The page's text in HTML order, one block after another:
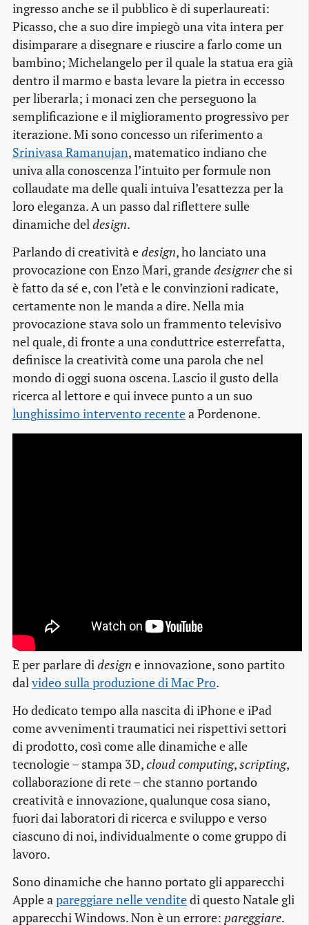
ingresso anche se il pubblico è di superlaureati:
Picasso, che a suo dire impiegò una vita intera per
disimparare a disegnare e riuscire a farlo come un
bambino; Michelangelo per il quale la statua era già
dentro il marmo e basta levare la pietra in eccesso
per liberarla; i monaci zen che perseguono la
semplificazione e il miglioramento progressivo per
iterazione. Mi sono concesso un riferimento a
Srinivasa Ramanujan, matematico indiano che
univa alla conoscenza l’intuito per formule non
collaudate ma delle quali intuiva l’esattezza per la
loro eleganza. A un passo dal riflettere sulle
dinamiche deldesign.
Parlando di creatività edesign, ho lanciato una
provocazione con Enzo Mari, grandedesignerche si
è fatto da sé e, con l’età e le convinzioni radicate,
certamente non le manda a dire. Nella mia
provocazione stava solo un frammento televisivo
nel quale, di fronte a una conduttrice esterrefatta,
definisce la creatività come una parola che nel
mondo di oggi suona oscena. Lascio il gusto della
ricerca al lettore e qui invece punto a un suo
lunghissimo intervento recentea Pordenone.
E per parlare di design e innovazione, sono partito
dal video sulla produzione di Mac Pro.
Ho dedicato tempo alla nascita di iPhone e iPad
come avvenimenti traumatici nei rispettivi settori
di prodotto, così come alle dinamiche e alle
tecnologie – stampa 3D,cloud computing,scripting,
collaborazione di rete – che stanno portando
creatività e innovazione, qualunque cosa siano,
fuori dai laboratori di ricerca e sviluppo e verso
ciascuno di noi, individualmente o come gruppo di
lavoro.
Sono dinamiche che hanno portato gli apparecchi
Apple apareggiare nelle venditedi questo Natale gli
apparecchi Windows. Non è un errore: pareggiare.